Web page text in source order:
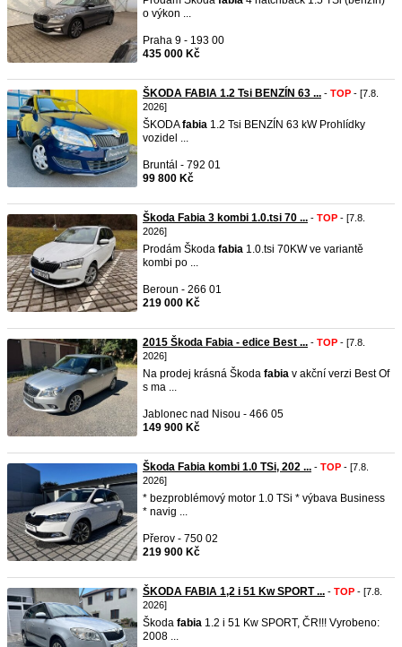
o výkon ...
Praha 9 - 193 00
435 000 Kč
ŠKODA FABIA 1.2 Tsi BENZÍN 63 ... - TOP - [7.8.
2026]
ŠKODAfabia 1.2 Tsi BENZÍN 63 kW Prohlídky
vozidel ...
Bruntál - 792 01
99 800 Kč
Škoda Fabia 3 kombi 1.0.tsi 70 ... - TOP - [7.8.
2026]
Prodám Škoda fabia 1.0.tsi 70KW ve variantě
kombi po ...
Beroun - 266 01
219 000 Kč
2015 Škoda Fabia - edice Best ... - TOP - [7.8.
2026]
Na prodej krásná Škoda fabia v akční verzi Best Of
s ma ...
Jablonec nad Nisou - 466 05
149 900 Kč
Škoda Fabia kombi 1.0 TSi, 202 ... - TOP - [7.8.
2026]
* bezproblémový motor 1.0 TSi * výbava Business
* navig ...
Přerov - 750 02
219 900 Kč
ŠKODA FABIA 1,2 i 51 Kw SPORT ... - TOP - [7.8.
2026]
Škoda fabia 1.2 i 51 Kw SPORT, ČR!!! Vyrobeno:
2008 ...